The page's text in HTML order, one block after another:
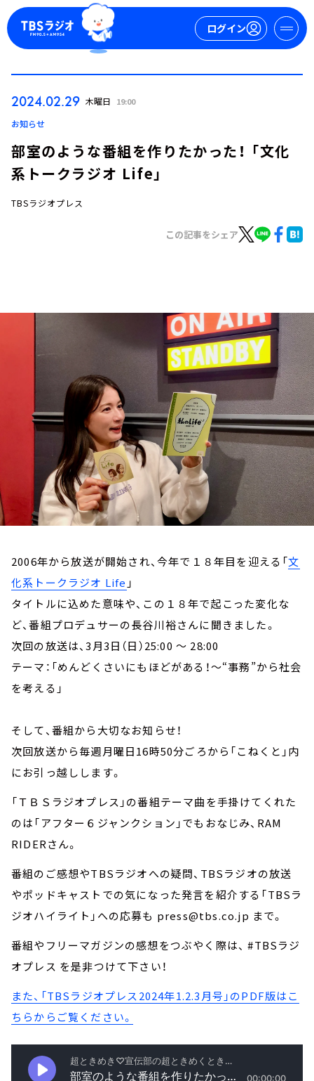
ログイン
YouTube
会社情報
2024.02.29 木曜日 19:00
お知らせ
部室のような番組を作りたかった！ 「文化
系トークラジオ Life」
TBSラジオプレス
この記事をシェア
2006年から放送が開始され、今年で１８年目を迎える「文
化系トークラジオ Life 」
タイトルに込めた意味や、この１８年で起こった変化な
ど、番組プロデュサーの長谷川裕さんに聞きました。
次回の放送は、3月3日（日）25:00 ～ 28:00
テーマ：「めんどくさいにもほどがある！～“事務”から社会
を考える」
そして、番組から大切なお知らせ！
次回放送から毎週月曜日16時50分ごろから「こねくと」内
にお引っ越しします。
「ＴＢＳラジオプレス」の番組テーマ曲を手掛けてくれた
のは「アフター６ジャンクション」でもおなじみ、RAM
RIDERさん。
番組のご感想やTBSラジオへの疑問、TBSラジオの放送
やポッドキャストでの気になった発言を紹介する「TBSラ
ジオハイライト」への応募も press@tbs.co.jp まで。
番組やフリーマガジンの感想をつぶやく際は、 #TBSラジ
オプレス を是非つけて下さい！
また、「TBSラジオプレス2024年1.2.3月号」のPDF版はこ
ちらからご覧ください。